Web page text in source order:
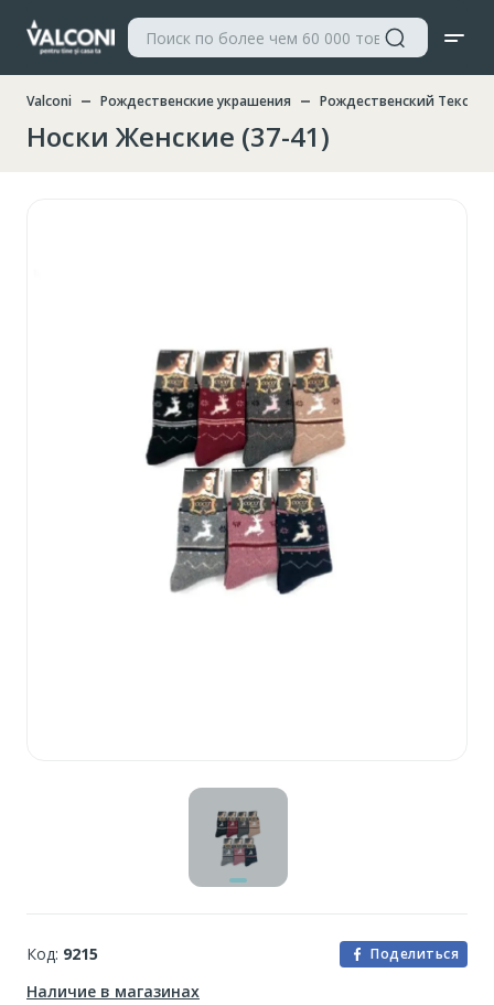
Valconi Рождественские украшения Рождественский
Носки Женские (37-41)
Код: 9215 Поделиться
Наличие в магазинах